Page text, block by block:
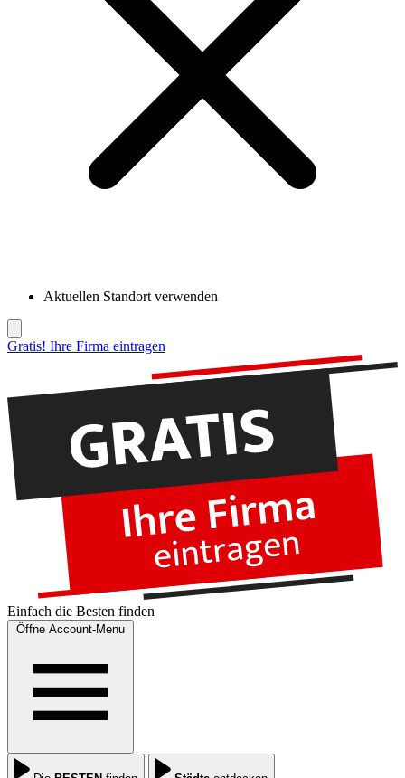
Aktuellen Standort verwenden
Gratis! Ihre Firma eintragen
Einfach die Besten finden
Öffne Account-Menu